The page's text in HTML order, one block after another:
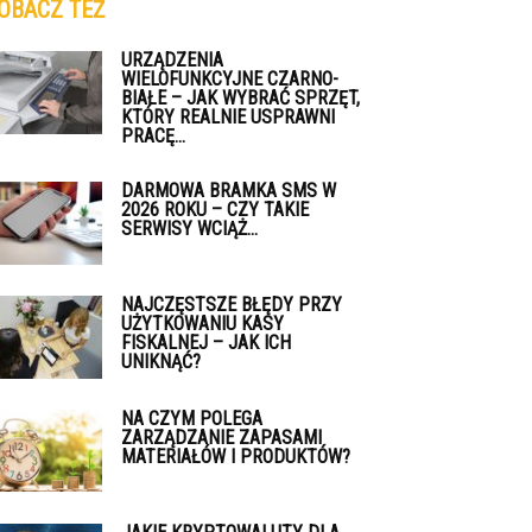
TEŻ
URZĄDZENIA
WIELOFUNKCYJNE CZARNO-
BIAŁE – JAK WYBRAĆ SPRZĘT,
KTÓRY REALNIE USPRAWNI
PRACĘ...
DARMOWA BRAMKA SMS W
2026 ROKU – CZY TAKIE
SERWISY WCIĄŻ...
NAJCZĘSTSZE BŁĘDY PRZY
UŻYTKOWANIU KASY
FISKALNEJ – JAK ICH
UNIKNĄĆ?
NA CZYM POLEGA
ZARZĄDZANIE ZAPASAMI
MATERIAŁÓW I PRODUKTÓW?